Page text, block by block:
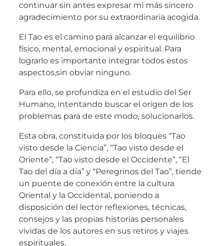
continuar sin antes expresar mi más sincero
agradecimiento por su extraordinaria acogida.
El Tao es el camino para alcanzar el equilibrio
físico, mental, emocional y espiritual. Para
lograrlo es importante integrar todos estos
aspectos,sin obviar ninguno.
Para ello, se profundiza en el estudio del Ser
Humano, intentando buscar el origen de los
problemas para de este modo, solucionarlos.
Esta obra, constituida por los bloques “Tao
visto desde la Ciencia”, “Tao visto desde el
Oriente”, “Tao visto desde el Occidente”, “El
Tao del día a día” y “Peregrinos del Tao”, tiende
un puente de conexión entre la cultura
Oriental y la Occidental, poniendo a
disposición del lector reflexiones, técnicas,
consejos y las propias historias personales
vividas de los autores en sus retiros y viajes
espirituales.